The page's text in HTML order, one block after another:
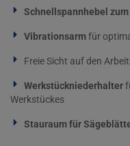
Schnellspannhebel
Vibrationsarmfür
Freie Sicht auf den
Werkstückniederhalter
Werkstückes
Stauraum für